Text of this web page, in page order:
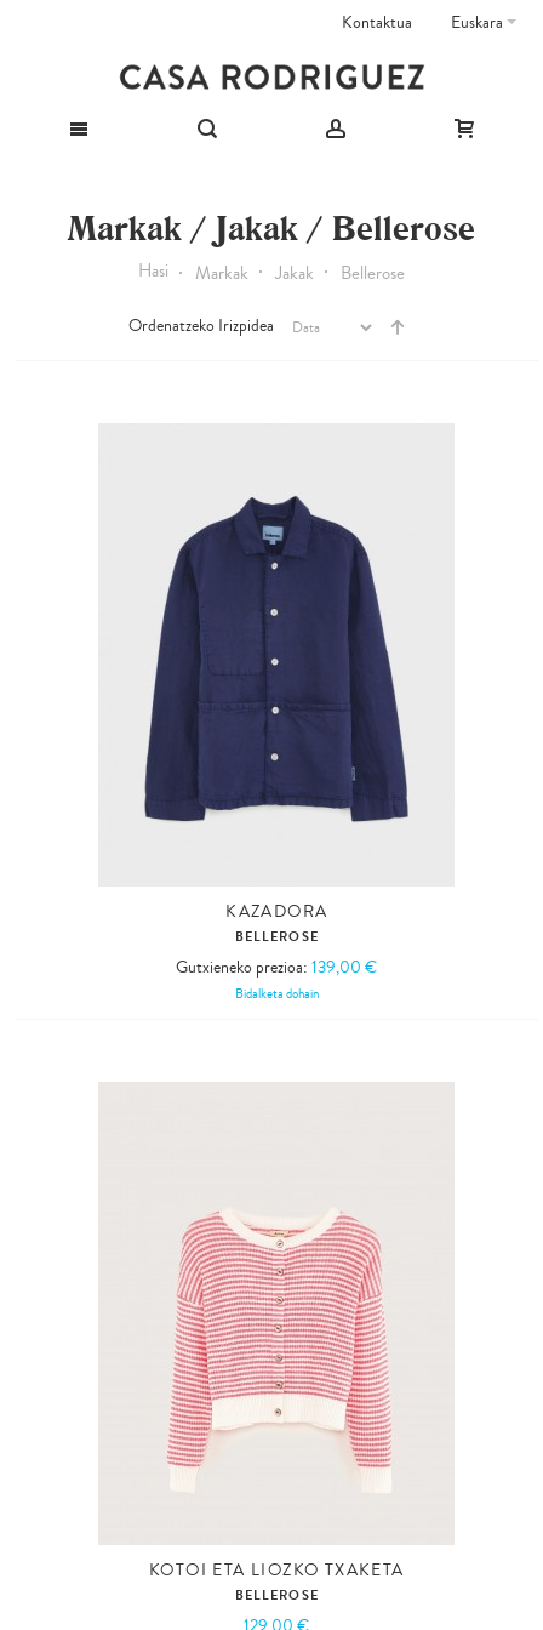
Euskara
Kontaktua
Markak / Jakak / Bellerose
Hasi Markak Jakak Bellerose
Ordenatzeko Irizpidea
KAZADORA
BELLEROSE
Gutxieneko prezioa:139,00 €
Bidalketa dohain
KOTOI ETA LIOZKO TXAKETA
BELLEROSE